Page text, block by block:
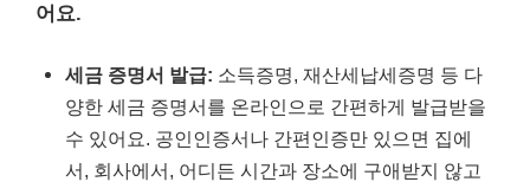
어요.
세금 증명서 발급: 소득증명, 재산세납세증명 등 다
양한 세금 증명서를 온라인으로 간편하게 발급받을
수 있어요. 공인인증서나 간편인증만 있으면 집에
서, 회사에서, 어디든 시간과 장소에 구애받지 않고